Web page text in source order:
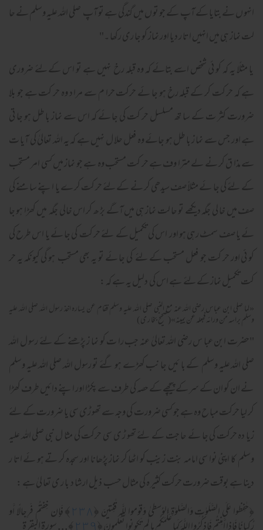
انہو ں نے بتایا کے آپ کے جو تو ں میں گندگی ہے تو آپ صلی اللہ علیہ وسلم نے حا
لت نماز ہی میں انہیں اتا ر دیا اور نماز کو جا ری رکھا ۔"
یا مثلًا یہ کہ کو ئی شخص اسے بتائے کہ وہ قبلہ رخ نہیں ہے تو اس کےلئے ضروری
ہے کہ حر کت کر کے قبلہ رخ ہو جا ئے حرکت حرا م سے مرا د وہ حر کت ہے جو بلا
ضرورت کثر ت کے سا تھ مسلسل حر کت کی جا ئے کہ اس سے نماز با طل ہو جا تی
ہے اور جس سے نما ز با طل ہو جائے وہ فعل حلا ل نہیں ہے کہ یہ اللہ تعالیٰ کی آیا ت
سے مذا ق کر نے لے مترا وف ہے حر کت مستحب وہ ہے جو نماز میں کسی امر مستحب
کے لئے کی جا ئے مثلاً صف سیدھی کر نے کےلئے حر کت کر ے یا اپنے سامنے کی
صف میں خا لی جگہ دیکھے تو حا لت نماز ہی میں آگے بڑ ھ کر اس خالی جگہ میں کھڑا ہو جا
ئے یا صف سمٹ رہی ہو اور اس کی تکمیل کے لئے حر کت کی جا ئے یا اس طرح کی
کو ئی اور حر کت جو فعل مستحب کے لئے کی جا ئے تو یہ بھی مستحب ہو گی کیونکہ یہ حر
کت تکمیل نماز کےلئے ہے اس کی دلیل یہ ہے کہ :
«لما صلي ابن عباس رضي الله عنه مع النبي صلي الله عليه وسلم فقام عن يساره اخذ رسول الله صلي الله عليه
وسلم براسه من ورائه فجعله عن يمينه»(صحیح بخا ر ی )
"حضرت ابن عبا س رضی اللہ تعالیٰ عنہ جب را ت کو نما ز پڑھنے کے لئے رسو ل اللہ
صلی اللہ علیہ وسلم کے با ئیں جا نب کھڑے ہو گئے تو رسول اللہ صلی اللہ علیہ وسلم
نے ان کو ان کے سر کے پیچھے کے حصہ کی طرف سے پکڑا اور اپنے دائیں طرف کھڑا
کر لیا حرکت مبا ح وہ ہے جو کسی ضرورت کی وجہ سے تھو ڑی سی یا ضرورت کے لئے
زیا دہ حرکت کی جا ئے حا جت کے لئے تھو ڑ ی سی حرکت کی مثا ل نبی صلی اللہ علیہ
وسلم کا اپنی نوا سی امامہ بنت زینب کو اٹھا کر نماز پڑھانا اور سجدہ کر تے ہو ئے اتا ر
دینا ہے بوقت ضرورت حرکت کثیر ہ کی مثال حسب ذیل ارشا د با ر ی تعا لیٰ ہے :
حـٰفِظوا عَلَى الصَّلَو‌ٰتِ وَالصَّلو‌ٰةِ الوُسطىٰ وَقوموا لِلَّهِ قـٰنِتينَ ٢٣٨ فَإِن خِفتُم فَرِجالًا أَو